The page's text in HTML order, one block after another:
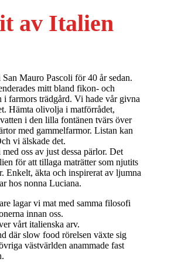
av Italien
Mauro Pascoli för 40 år sedan.
mitt bland fikon- och
i farmors trädgård. Vi hade vår givna
Hämta olivolja i matförrådet,
i den lilla fontänen tvärs över
med gammelfarmor. Listan kan
vi älskade det.
oss av just dessa pärlor. Det
för att tillaga maträtter som njutits
Enkelt, äkta och inspirerat av ljumna
hos nonna Luciana.
lagar vi mat med samma filosofi
innan oss.
vårt italienska arv.
där slow food rörelsen växte sig
västvärlden anammade fast